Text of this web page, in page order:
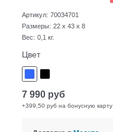
Артикул: 70034701
Размеры: 22 x 43 x 8
Вес: 0,1 кг.
Цвет
7 990 руб
+399,50 руб на бонусную карту